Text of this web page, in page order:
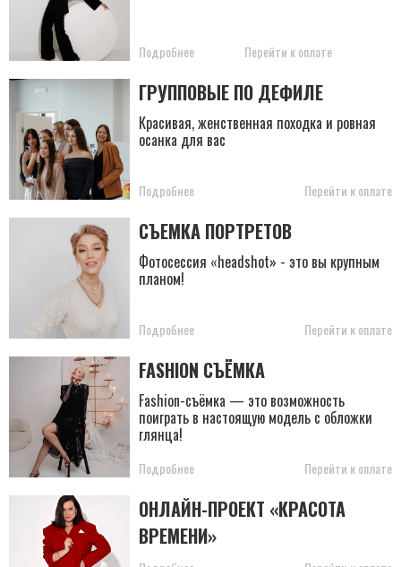
Подробнее Перейти к оплате
ГРУППОВЫЕ ПО ДЕФИЛЕ
Красивая, женственная походка и ровная
осанка для вас
Подробнее Перейти к оплате
СЪЕМКА ПОРТРЕТОВ
Фотосессия «headshot» - это вы крупным
планом!
Подробнее Перейти к оплате
FASHION СЪЁМКА
Fashion-съёмка — это возможность
поиграть в настоящую модель с обложки
глянца!
Подробнее Перейти к оплате
ОНЛАЙН-ПРОЕКТ «КРАСОТА
ВРЕМЕНИ»